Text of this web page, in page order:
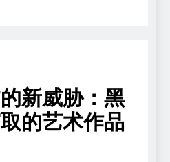
新威胁：黑
的艺术作品